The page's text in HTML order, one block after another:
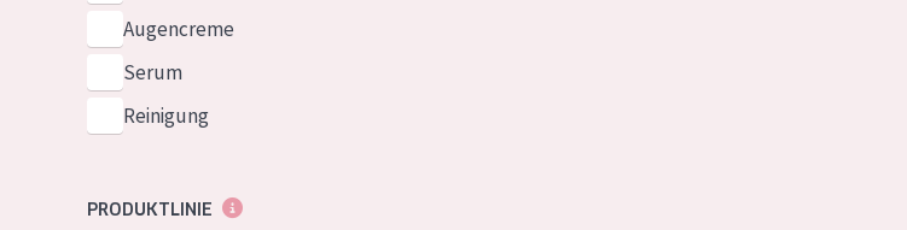
Augencreme
Serum
Reinigung
PRODUKTLINIE